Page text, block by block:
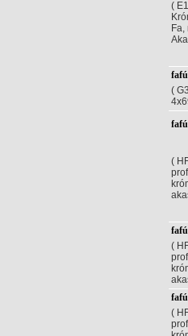
(
(
(
(
(